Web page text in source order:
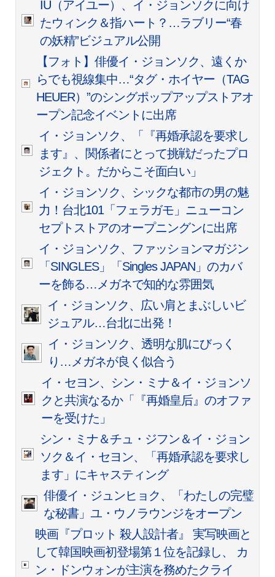
IU（アイユー）、イ・ジョンソクに向け
たウィンク＆指ハート？…ラブリー“春
の妖精”ビジュアル公開
【フォト】俳優イ・ジョンソク、遠くか
らでも視線集中…“タグ・ホイヤー（TAG
HEUER）”のシングポップアップストアオ
ープン記念イベントに出席
イ・ジョンソク、「『再婚承認を要求し
ます』、関係者にとって挑戦だったプロ
ジェクト。だからこそ面白い」
イ・ジョンソク、シックな都市の男の魅
力！台北101「フェラガモ」ニューコン
セプトストアのオープニングンに出席
イ・ジョンソク、ファッションマガジン
「SINGLES」「Singles JAPAN」のカバ
ーを飾る…メガネで知的な雰囲気
イ・ジョンソク、広い肩とまぶしいビ
ジュアル…台北に出発！
イ・ジョンソク、透明な肌にびっく
り…メガネが良く似合う
イ・セヨン、シン・ミナ＆イ・ジョンソ
クと共演なるか「『再婚皇后』のオファ
ーを受けた」
シン・ミナ＆チュ・ジフン＆イ・ジョン
ソク＆イ・セヨン、「再婚承認を要求し
ます」にキャスティング
俳優イ・ジュンヒョク、「わたしの完璧
な秘書」ユ・ウノラウンジをオープン
映画『プロット 殺人設計者』 実写映画と
して韓国映画初登場第１位を記録し、 カ
ン・ドンウォンが主演を務めたクライ